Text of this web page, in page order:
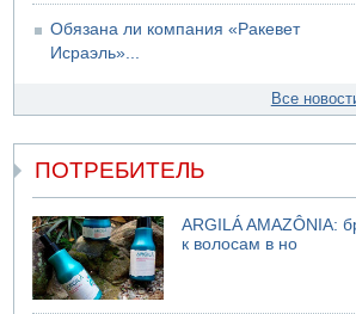
Обязана ли компания «Ракевет
Исраэль»...
Все
ПОТРЕБИТЕЛЬ
ARGILÁ AMAZÔNIA:
к волосам в но